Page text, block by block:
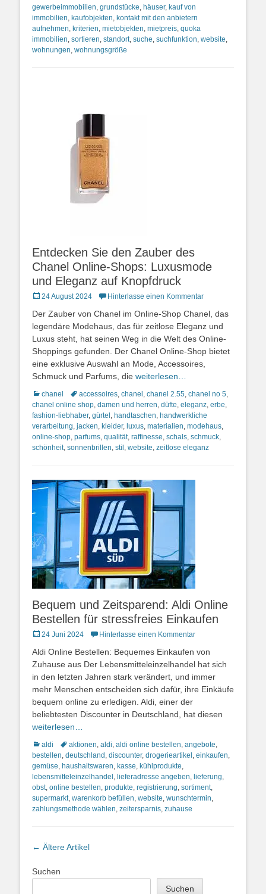
gewerbeimmobilien, grundstücke, häuser, kauf von
immobilien, kaufobjekten, kontakt mit den anbietern
aufnehmen, kriterien, mietobjekten, mietpreis, quoka
immobilien, sortieren, standort, suche, suchfunktion, website,
wohnungen, wohnungsgröße
Entdecken Sie den Zauber des
Chanel Online-Shops: Luxusmode
und Eleganz auf Knopfdruck
Posted
24 August 2024 Hinterlasse einen Kommentar
Der Zauber von Chanel im Online-Shop Chanel, das
legendäre Modehaus, das für zeitlose Eleganz und
Luxus steht, hat seinen Weg in die Welt des Online-
Shoppings gefunden. Der Chanel Online-Shop bietet
eine exklusive Auswahl an Mode, Accessoires,
Schmuck und Parfums, die weiterlesen…
Kategorien
chanel Schlagworte
accessoires, chanel, chanel 2.55, chanel no 5,
chanel online shop, damen und herren, düfte, eleganz, erbe,
fashion-liebhaber, gürtel, handtaschen, handwerkliche
verarbeitung, jacken, kleider, luxus, materialien, modehaus,
online-shop, parfums, qualität, raffinesse, schals, schmuck,
schönheit, sonnenbrillen, stil, website, zeitlose eleganz
Bequem und Zeitsparend: Aldi Online
Bestellen für stressfreies Einkaufen
Posted
24 Juni 2024 Hinterlasse einen Kommentar
Aldi Online Bestellen: Bequemes Einkaufen von
Zuhause aus Der Lebensmitteleinzelhandel hat sich
in den letzten Jahren stark verändert, und immer
mehr Menschen entscheiden sich dafür, ihre Einkäufe
bequem online zu erledigen. Aldi, einer der
beliebtesten Discounter in Deutschland, hat diesen
weiterlesen…
Kategorien
aldi Schlagworte
aktionen, aldi, aldi online bestellen, angebote,
bestellen, deutschland, discounter, drogerieartikel, einkaufen,
gemüse, haushaltswaren, kasse, kühlprodukte,
lebensmitteleinzelhandel, lieferadresse angeben, lieferung,
obst, online bestellen, produkte, registrierung, sortiment,
supermarkt, warenkorb befüllen, website, wunschtermin,
zahlungsmethode wählen, zeitersparnis, zuhause
Artikel-
← Ältere Artikel
Suchen
Suchen